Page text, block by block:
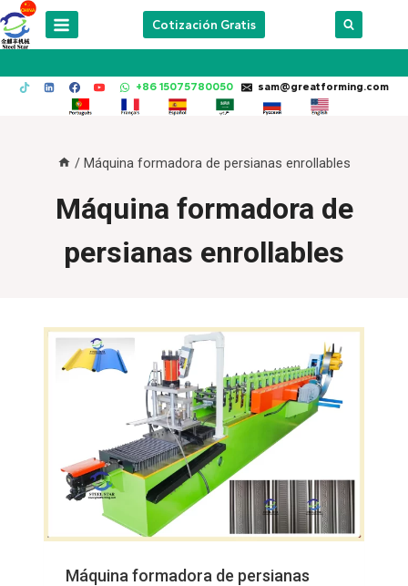
Skip
to
Cotización Gratis
+86 15075780050 sam@greatforming.com
/ Máquina formadora de persianas enrollables
Máquina formadora de
persianas enrollables
Máquina formadora de persianas